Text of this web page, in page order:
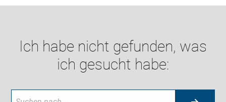
Ich habe nicht gefunden, was
ich gesucht habe: